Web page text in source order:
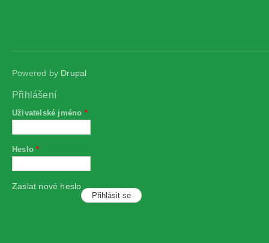
Powered by Drupal
Přihlášení
Uživatelské jméno *
Heslo*
Zaslat nové heslo